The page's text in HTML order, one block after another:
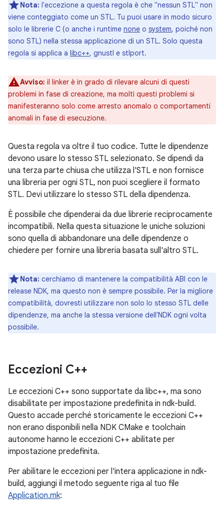
Nota: l'eccezione a questa regola è che "nessun STL" non
viene conteggiato come un STL. Tu puoi usare in modo sicuro
solo le librerie C (o anche i runtime none o system, poiché non
sono STL) nella stessa applicazione di un STL. Solo questa
regola si applica a libc++, gnustl e stlport.
Avviso: il linker è in grado di rilevare alcuni di questi
problemi in fase di creazione, ma molti questi problemi si
manifesteranno solo come arresto anomalo o comportamenti
anomali in fase di esecuzione.
Questa regola va oltre il tuo codice. Tutte le dipendenze
devono usare lo stesso STL selezionato. Se dipendi da
una terza parte chiusa che utilizza l'STL e non fornisce
una libreria per ogni STL, non puoi scegliere il formato
STL. Devi utilizzare lo stesso STL della dipendenza.
È possibile che dipenderai da due librerie reciprocamente
incompatibili. Nella questa situazione le uniche soluzioni
sono quella di abbandonare una delle dipendenze o
chiedere per fornire una libreria basata sull'altro STL.
Nota: cerchiamo di mantenere la compatibilità ABI con le
release NDK, ma questo non è sempre possibile. Per la migliore
compatibilità, dovresti utilizzare non solo lo stesso STL delle
dipendenze, ma anche la stessa versione dell'NDK ogni volta
possibile.
Eccezioni C++
Le eccezioni C++ sono supportate da libc++, ma sono
disabilitate per impostazione predefinita in ndk-build.
Questo accade perché storicamente le eccezioni C++
non erano disponibili nella NDK CMake e toolchain
autonome hanno le eccezioni C++ abilitate per
impostazione predefinita.
Per abilitare le eccezioni per l'intera applicazione in ndk-
build, aggiungi il metodo seguente riga al tuo file
Application.mk: